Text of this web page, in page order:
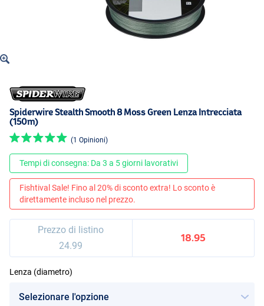
Spiderwire Stealth Smooth 8 Moss Green Lenza Intrecciata
(150m)
(1 Opinioni)
Tempi di consegna: Da 3 a 5 giorni lavorativi
Fishtival Sale! Fino al 20% di sconto extra! Lo sconto è
direttamente incluso nel prezzo.
Prezzo di listino
24.99
18.95
Lenza (diametro)